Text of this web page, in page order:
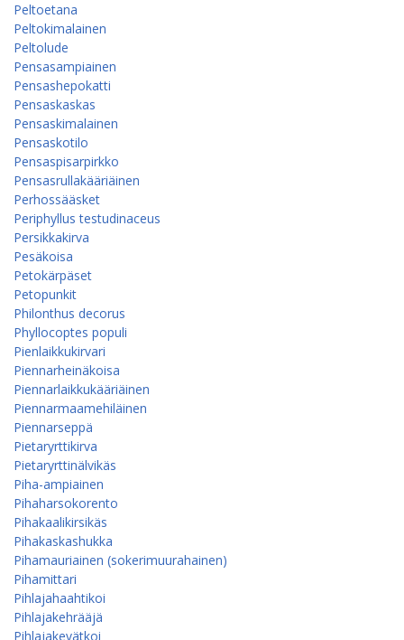
Peltoetana
Peltokimalainen
Peltolude
Pensasampiainen
Pensashepokatti
Pensaskaskas
Pensaskimalainen
Pensaskotilo
Pensaspisarpirkko
Pensasrullakääriäinen
Perhossääsket
Periphyllus testudinaceus
Persikkakirva
Pesäkoisa
Petokärpäset
Petopunkit
Philonthus decorus
Phyllocoptes populi
Pienlaikkukirvari
Piennarheinäkoisa
Piennarlaikkukääriäinen
Piennarmaamehiläinen
Piennarseppä
Pietaryrttikirva
Pietaryrttinälvikäs
Piha-ampiainen
Pihaharsokorento
Pihakaalikirsikäs
Pihakaskashukka
Pihamauriainen (sokerimuurahainen)
Pihamittari
Pihlajahaahtikoi
Pihlajakehrääjä
Pihlajakevätkoi